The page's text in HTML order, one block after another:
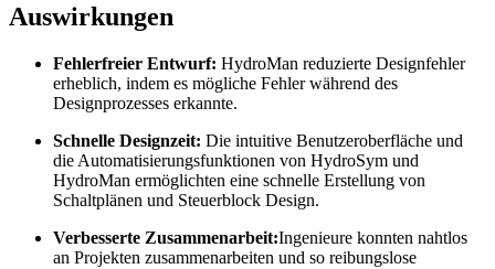
Auswirkungen
Fehlerfreier Entwurf: HydroMan reduzierte Designfehler
erheblich, indem es mögliche Fehler während des
Designprozesses erkannte.
Schnelle Designzeit: Die intuitive Benutzeroberfläche und
die Automatisierungsfunktionen von HydroSym und
HydroMan ermöglichten eine schnelle Erstellung von
Schaltplänen und Steuerblock Design.
Verbesserte Zusammenarbeit:Ingenieure konnten nahtlos
an Projekten zusammenarbeiten und so reibungslose